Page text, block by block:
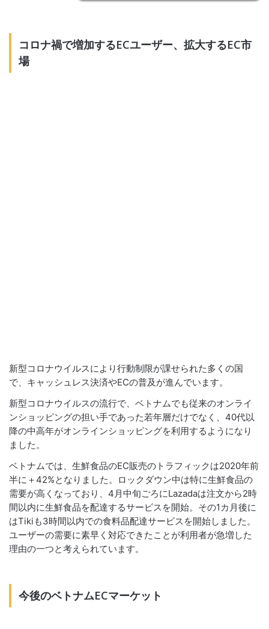
コロナ禍で増加するECユーザー、拡大するEC市
場
新型コロナウイルスにより行動制限が課せられた多くの国
で、キャッシュレス決済やECの普及が進んでいます。
新型コロナウイルスの流行で、ベトナムでも従来のオンライ
ンショッピングの担い手であった若年層だけでなく、40代以
降の中高年がオンラインショッピングを利用するようになり
ました。
ベトナムでは、生鮮食品のEC販売のトラフィックは2020年前
半に＋42%となりました。ロックダウン中は特に生鮮食品の
需要が高くなっており、4月中旬ごろにLazadaは注文から2時
間以内に生鮮食品を配達するサービスを開始。その1カ月後に
はTikiも3時間以内での食料品配達サービスを開始しました。
ユーザーの需要に素早く対応できたことが利用者が急増した
理由の一つと考えられています。
今後のベトナムECマーケット